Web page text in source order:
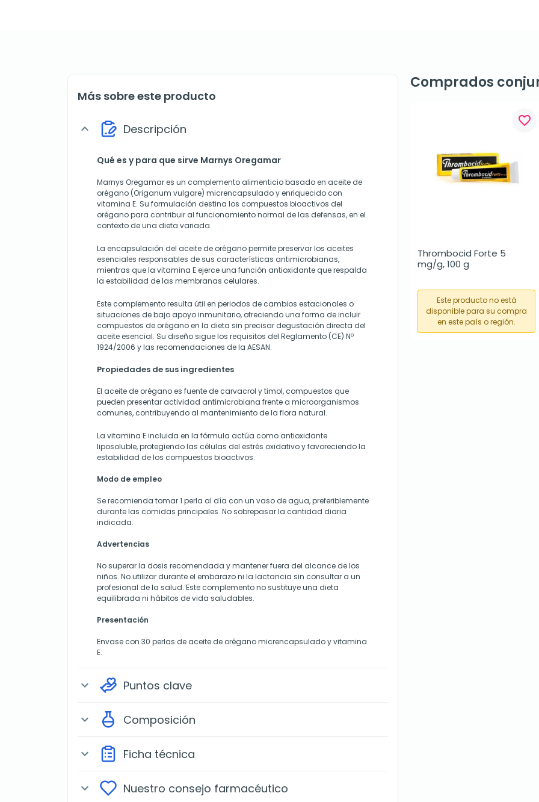
Más sobre este producto
expand_more Descripción
Qué es y para que sirve Marnys Oregamar
Marnys Oregamar es un complemento alimenticio basado en aceite de
orégano (Origanum vulgare) micrencapsulado y enriquecido con
vitamina E. Su formulación destina los compuestos bioactivos del
orégano para contribuir al funcionamiento normal de las defensas, en el
contexto de una dieta variada.
La encapsulación del aceite de orégano permite preservar los aceites
esenciales responsables de sus características antimicrobianas,
mientras que la vitamina E ejerce una función antioxidante que respalda
la estabilidad de las membranas celulares.
Este complemento resulta útil en periodos de cambios estacionales o
situaciones de bajo apoyo inmunitario, ofreciendo una forma de incluir
compuestos de orégano en la dieta sin precisar degustación directa del
aceite esencial. Su diseño sigue los requisitos del Reglamento (CE) Nº
1924/2006 y las recomendaciones de la AESAN.
Propiedades de sus ingredientes
El aceite de orégano es fuente de carvacrol y timol, compuestos que
pueden presentar actividad antimicrobiana frente a microorganismos
comunes, contribuyendo al mantenimiento de la flora natural.
La vitamina E incluida en la fórmula actúa como antioxidante
liposoluble, protegiendo las células del estrés oxidativo y favoreciendo la
estabilidad de los compuestos bioactivos.
Modo de empleo
Se recomienda tomar 1 perla al día con un vaso de agua, preferiblemente
durante las comidas principales. No sobrepasar la cantidad diaria
indicada.
Advertencias
No superar la dosis recomendada y mantener fuera del alcance de los
niños. No utilizar durante el embarazo ni la lactancia sin consultar a un
profesional de la salud. Este complemento no sustituye una dieta
equilibrada ni hábitos de vida saludables.
Presentación
Envase con 30 perlas de aceite de orégano micrencapsulado y vitamina
E.
expand_more Puntos clave
expand_more Composición
expand_more Ficha técnica
expand_more Nuestro consejo farmacéutico
Comprados
favorite_border
Thrombocid Forte 5
mg/g, 100 g
Este producto no está
disponible para su compra
en este país o región.